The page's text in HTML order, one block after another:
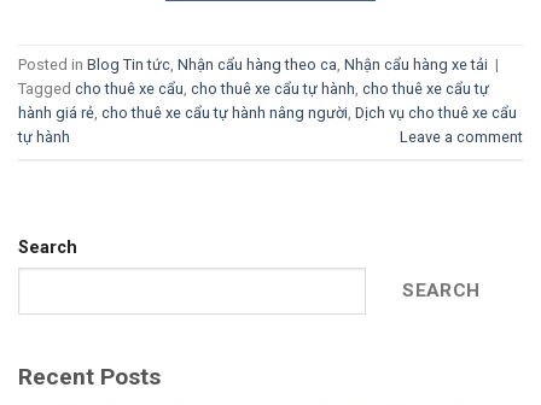
Posted in Blog Tin tức, Nhận cẩu hàng theo ca, Nhận cẩu hàng xe tải |
Tagged cho thuê xe cẩu, cho thuê xe cẩu tự hành, cho thuê xe cẩu tự
hành giá rẻ, cho thuê xe cẩu tự hành nâng người, Dịch vụ cho thuê xe cẩu
tự hành
Leave a comment
Search
SEARCH
Recent Posts